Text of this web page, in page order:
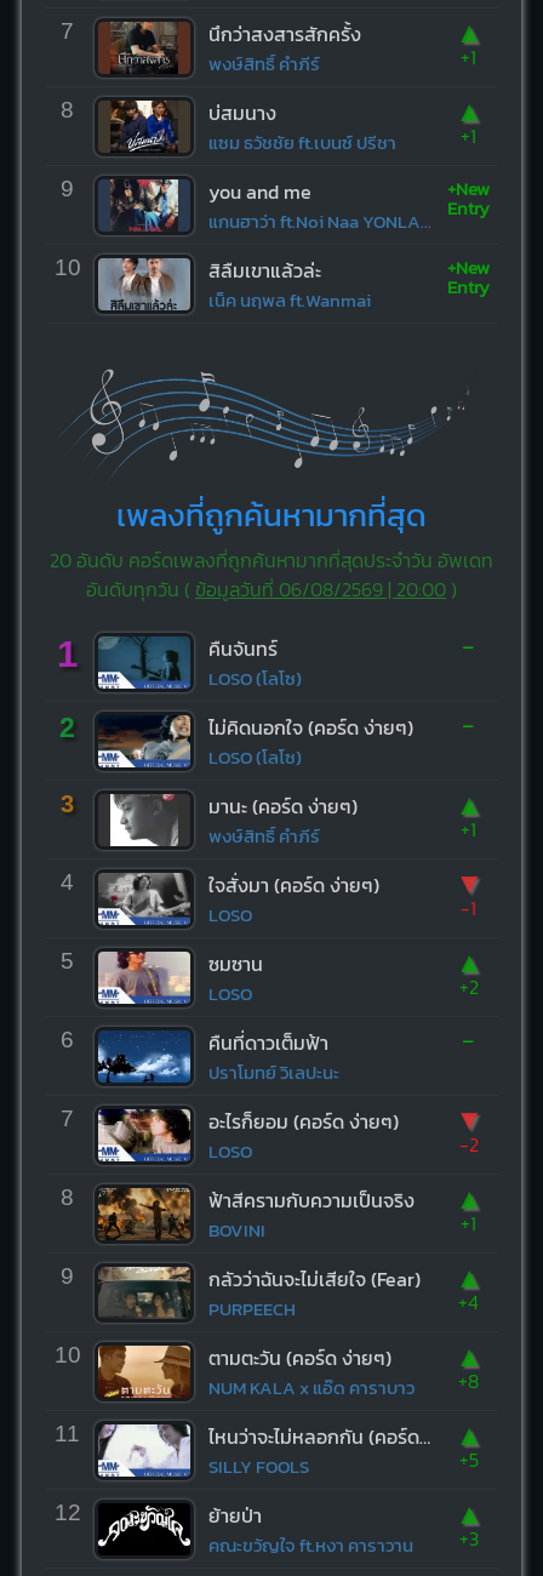
7 นึกว่าสงสารสักครั้ง
พงษ์สิทธิ์ คำภีร์
▲
+1
8 บ่สมนาง
แซม ธวัชชัย ft.เบนซ์ ปรีชา
▲
+1
9 you and me
แกนฮาว่า ft.Noi Naa YONLAPA
+New
Entry
10 สิลืมเขาแล้วล่ะ
เน็ค นฤพล ft.Wanmai
+New
Entry
เพลงที่ถูกค้นหามากที่สุด
20 อันดับ คอร์ดเพลงที่ถูกค้นหามากที่สุดประจำวัน อัพเดท
อันดับทุกวัน ( ข้อมูลวันที่ 06/08/2569 | 20:00)
1 คืนจันทร์
LOSO (โลโซ)
-
2 ไม่คิดนอกใจ (คอร์ด ง่ายๆ)
LOSO (โลโซ)
-
3 มานะ (คอร์ด ง่ายๆ)
พงษ์สิทธิ์ คำภีร์
▲
+1
4 ใจสั่งมา (คอร์ด ง่ายๆ)
LOSO
▼
-1
5 ซมซาน
LOSO
▲
+2
6 คืนที่ดาวเต็มฟ้า
ปราโมทย์ วิเลปะนะ
-
7 อะไรก็ยอม (คอร์ด ง่ายๆ)
LOSO
▼
-2
8 ฟ้าสีครามกับความเป็นจริง
BOVINI
▲
+1
9 กลัวว่าฉันจะไม่เสียใจ (Fear)
PURPEECH
▲
+4
10 ตามตะวัน (คอร์ด ง่ายๆ)
NUM KALA x แอ๊ด คาราบาว
▲
+8
11 ไหนว่าจะไม่หลอกกัน (คอร์ด ง่ายๆ)
SILLY FOOLS
▲
+5
12 ย้ายป่า
คณะขวัญใจ ft.หงา คาราวาน
▲
+3